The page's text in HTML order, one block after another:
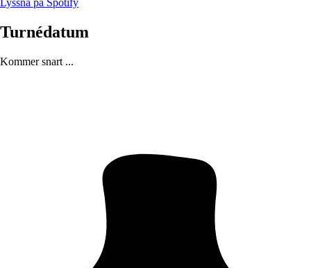
Lyssna på Spotify
Turnédatum
Kommer snart ...